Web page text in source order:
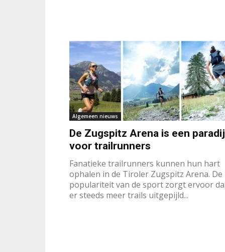
Algemeen nieuws
De Zugspitz Arena is een
voor trailrunners
Fanatieke trailrunners kunnen hun hart
ophalen in de Tiroler Zugspitz Arena. De
populariteit van de sport zorgt ervoor
er steeds meer trails uitgepijld...